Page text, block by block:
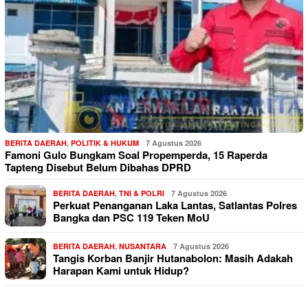
BERITA DAERAH, POLITIK & HUKUM 7 Agustus 2026
Famoni Gulo Bungkam Soal Propemperda, 15 Raperda
Tapteng Disebut Belum Dibahas DPRD
BERITA DAERAH, TNI & POLRI 7 Agustus 2026
Perkuat Penanganan Laka Lantas, Satlantas Polres
Bangka dan PSC 119 Teken MoU
BERITA DAERAH, NUSANTARA 7 Agustus 2026
Tangis Korban Banjir Hutanabolon: Masih Adakah
Harapan Kami untuk Hidup?